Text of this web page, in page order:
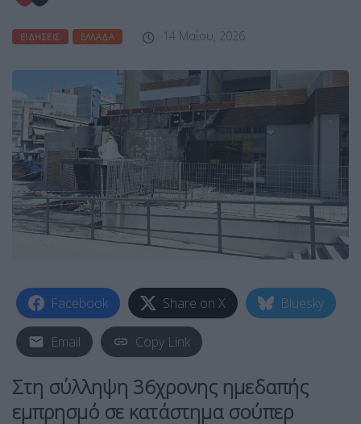
ΕΙΔΉΣΕΙΣ ΕΛΛΆΔΑ 14 Μαΐου, 2026
Facebook Share on X Bluesky
Email Copy Link
Στη σύλληψη 36χρονης ημεδαπής
εμπρησμό σε κατάστημα σούπερ